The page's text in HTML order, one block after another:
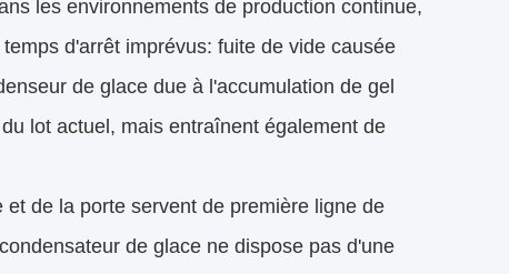
les environnements de production continue,
d'arrêt imprévus: fuite de vide causée
de glace due à l'accumulation de gel
lot actuel, mais entraînent également de
de la porte servent de première ligne de
de glace ne dispose pas d'une